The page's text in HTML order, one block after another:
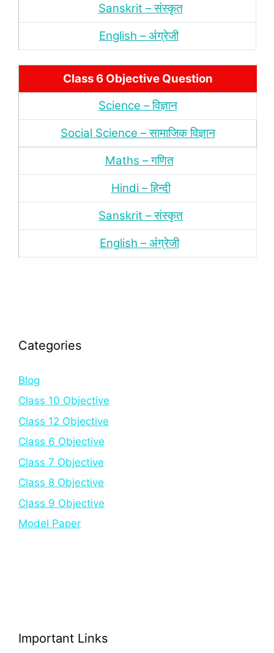
Sanskrit – संस्‍कृत
English – अंंग्रेजी
Class 6 Objective Question
Science – विज्ञान
Social Science – सामाजिक विज्ञान
Maths – गणित
Hindi – हिन्‍दी
Sanskrit – संस्‍कृत
English – अंंग्रेजी
Categories
Blog
Class 10 Objective
Class 12 Objective
Class 6 Objective
Class 7 Objective
Class 8 Objective
Class 9 Objective
Model Paper
Important Links